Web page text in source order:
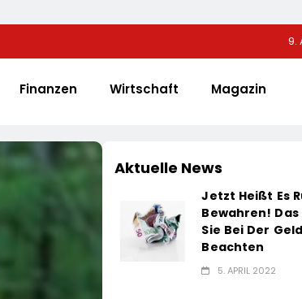
9.
Finanzen Wirtschaft Magazin
Aktuelle News
Jetzt Heißt Es
Bewahren! Das
Sie Bei Der
Beachten
5. APRIL 2022